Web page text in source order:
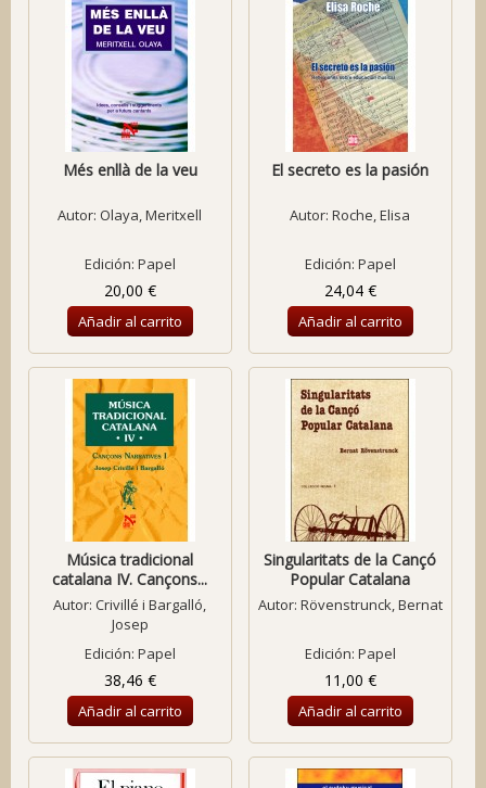
Més enllà de la veu
Autor: Olaya, Meritxell
Edición: Papel
20,00 €
Añadir al carrito
El secreto es la pasión
Autor:Roche, Elisa
Edición: Papel
24,04 €
Añadir al carrito
Música tradicional
catalana IV. Cançons...
Autor:Crivillé i Bargalló,
Josep
Edición: Papel
38,46 €
Añadir al carrito
Singularitats de la Cançó
Popular Catalana
Autor: Rövenstrunck, Bernat
Edición: Papel
11,00 €
Añadir al carrito